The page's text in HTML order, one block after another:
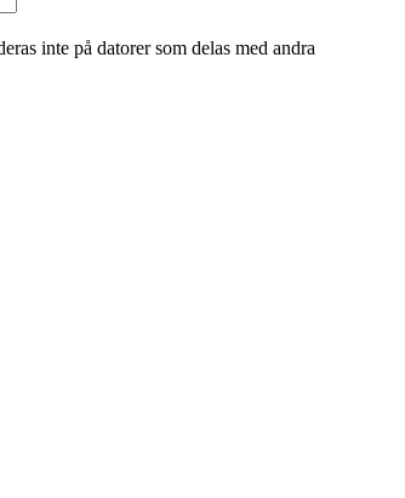
inte på datorer som delas med andra